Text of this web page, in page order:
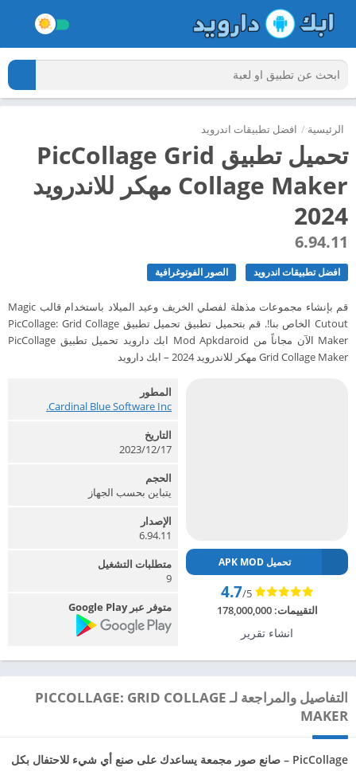
الرئيسية / افضل تطبيقات اندرويد
تحميل تطبيق PicCollage Grid
Collage Maker مهكر للاندرويد
2024
6.94.11
افضل تطبيقات اندرويد الصور الفوتوغرافية
قم بإنشاء مجموعات مذهلة لفصلي الخريف وعيد الميلاد باستخدام قالب Magic
Cutout الخاص بنا!. قم بتحميل تطبيق تحميل تطبيق PicCollage: Grid Collage
Maker الآن مجاناً من Mod Apkdaroid ابك دارويد تحميل تطبيق PicCollage
Grid Collage Maker مهكر للاندرويد 2024 – ابك دارويد
تحميل APK MOD
4.7/5
التقييمات:178,000,000
انشاء تقرير
المطور
Cardinal Blue Software Inc.‏
التاريخ
2023/12/17
الحجم
يتباين بحسب الجهاز
الإصدار
6.94.11
متطلبات التشغيل
9
متوفر عبر Google Play
التفاصيل والمراجعة لـ PICCOLLAGE: GRID COLLAGE
MAKER
PicCollage – صانع صور مجمعة يساعدك على صنع أي شيء للاحتفال بكل